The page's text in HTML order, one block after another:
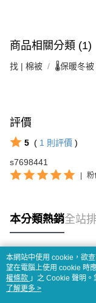
商品相關分類 (1)
找 | 棉被 🌡️保暖冬
評價
5 ( 1 則評價 )
s7698441
| 粉
本分類熱銷全站
熱門標籤
本網站中使用 cookie，欲
望在電腦上使用 cookie 時
權條款 」之 Cookie 聲明
用條款之 Cookie 聲明使用
了解更多 >